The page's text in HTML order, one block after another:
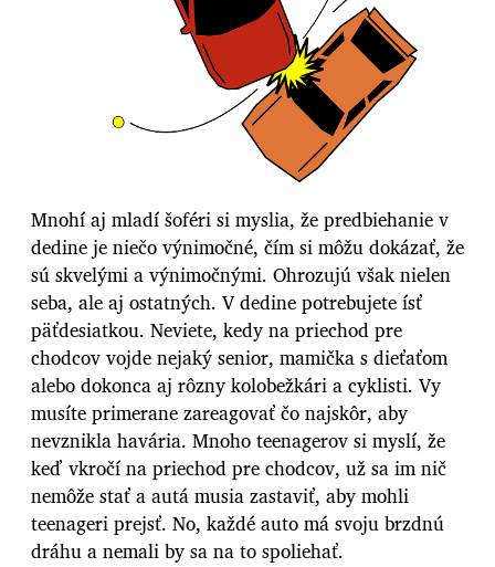
Mnohí aj mladí šoféri si myslia, že predbiehanie v
dedine je niečo výnimočné, čím si môžu dokázať, že
sú skvelými a výnimočnými. Ohrozujú však nielen
seba, ale aj ostatných. V dedine potrebujete ísť
päťdesiatkou. Neviete, kedy na priechod pre
chodcov vojde nejaký senior, mamička s dieťaťom
alebo dokonca aj rôzny kolobežkári a cyklisti. Vy
musíte primerane zareagovať čo najskôr, aby
nevznikla havária. Mnoho teenagerov si myslí, že
keď vkročí na priechod pre chodcov, už sa im nič
nemôže stať a autá musia zastaviť, aby mohli
teenageri prejsť. No, každé auto má svoju brzdnú
dráhu a nemali by sa na to spoliehať.